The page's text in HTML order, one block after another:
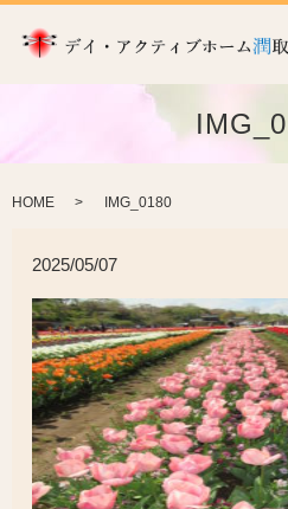
HOME IMG_0180
2025/05/07